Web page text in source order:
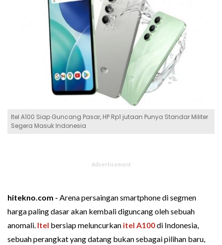
Itel A100 Siap Guncang Pasar, HP Rp1 jutaan Punya Standar Militer
Segera Masuk Indonesia
hitekno.com - Arena persaingan smartphone di segmen
harga paling dasar akan kembali diguncang oleh sebuah
anomali. Itel bersiap meluncurkan itel A100di Indonesia,
sebuah perangkat yang datang bukan sebagai pilihan baru,